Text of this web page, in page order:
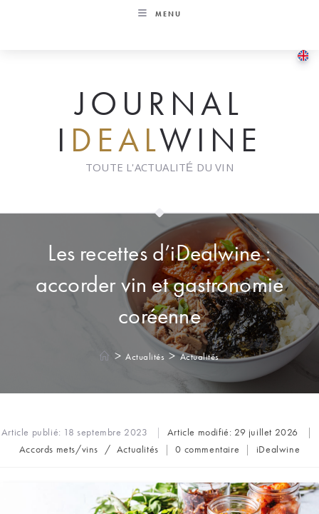
MENU
JOURNAL
I DEALWINE
TOUTE L'ACTUALITÉ DU VIN
Les recettes d’iDealwine :
accorder vin et gastronomie
coréenne
> Actualités > Actualités
Article publié: 18 septembre 2023 Article modifié: 29 juillet 2026
Post
Accords mets/vins / Actualités
Commentaires
publication :
0 commentaire
Auteur/
publication :
iDealwine